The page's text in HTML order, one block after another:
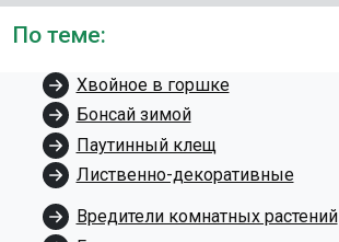
По теме:
Хвойное в горшке
Бонсай зимой
Паутинный клещ
Лиственно-декоративные
Вредители комнатных растений